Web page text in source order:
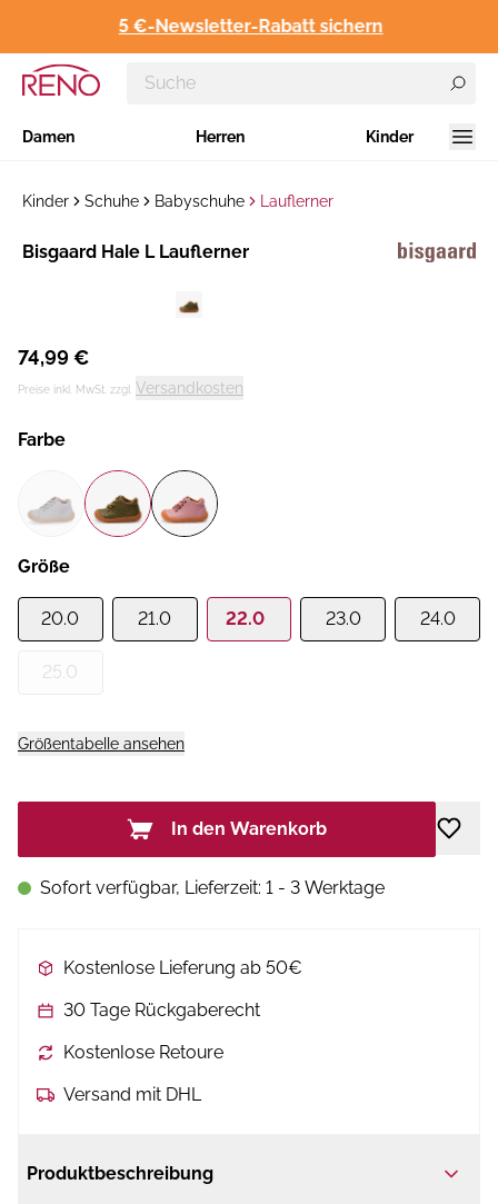
5 €-Newsletter-Rabatt sichern
Damen Herren Kinder
Kinder Schuhe Babyschuhe Lauflerner
Hersteller:
​Bisgaard Hale L Lauflerner
74,99 €
Preise inkl. MwSt. zzgl. Versandkosten
Farbe
Größe
20.0 21.0 22.0 23.0 24.0
25.0
Größentabelle ansehen
In den Warenkorb
Sofort verfügbar, Lieferzeit: 1 - 3 Werktage
Kostenlose Lieferung ab 50€
30 Tage Rückgaberecht
Kostenlose Retoure
Versand mit DHL
Produktbeschreibung